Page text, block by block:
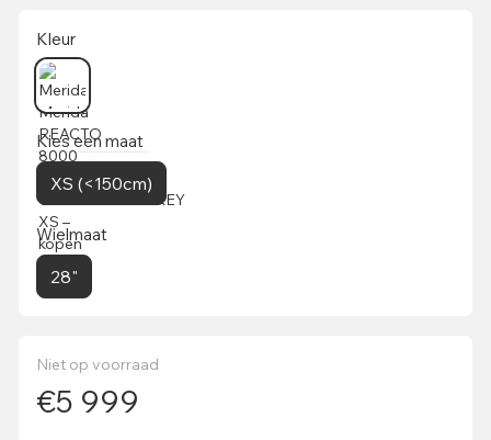
Kleur
Kies een maat
XS (<150cm)
Wielmaat
28"
Niet op voorraad
€5 999